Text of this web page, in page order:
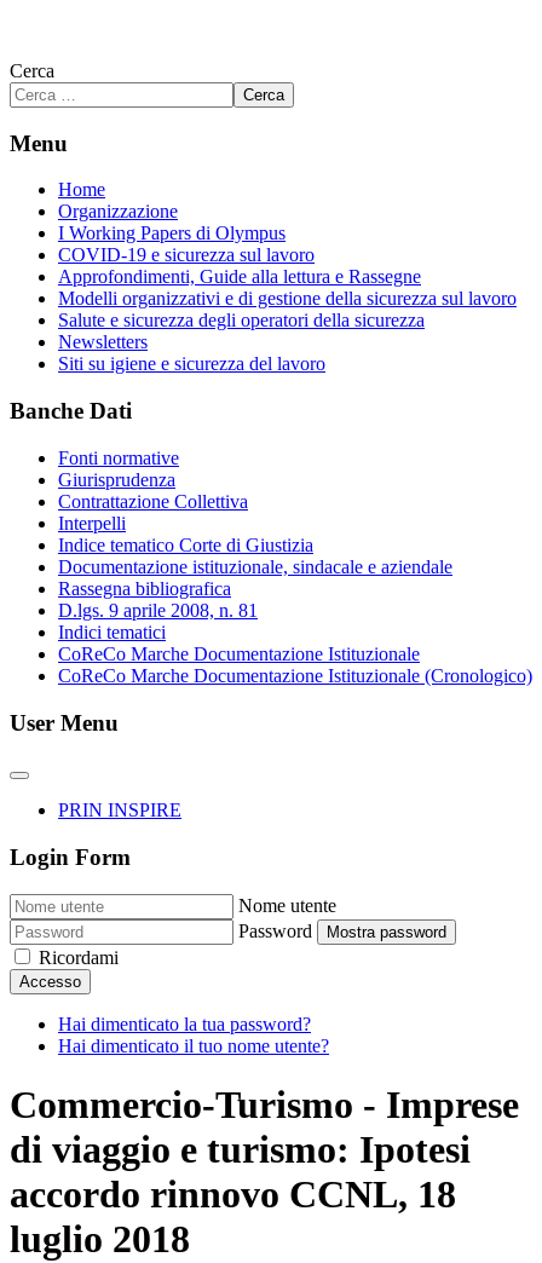
Cerca
Cerca
Menu
Home
Organizzazione
I Working Papers di Olympus
COVID-19 e sicurezza sul lavoro
Approfondimenti, Guide alla lettura e Rassegne
Modelli organizzativi e di gestione della sicurezza sul lavoro
Salute e sicurezza degli operatori della sicurezza
Newsletters
Siti su igiene e sicurezza del lavoro
Banche Dati
Fonti normative
Giurisprudenza
Contrattazione Collettiva
Interpelli
Indice tematico Corte di Giustizia
Documentazione istituzionale, sindacale e aziendale
Rassegna bibliografica
D.lgs. 9 aprile 2008, n. 81
Indici tematici
CoReCo Marche Documentazione Istituzionale
CoReCo Marche Documentazione Istituzionale (Cronologico)
User Menu
PRIN INSPIRE
Login Form
Nome utente
Password
Mostra password
Ricordami
Accesso
Hai dimenticato la tua password?
Hai dimenticato il tuo nome utente?
Commercio-Turismo - Imprese
di viaggio e turismo: Ipotesi
accordo rinnovo CCNL, 18
luglio 2018